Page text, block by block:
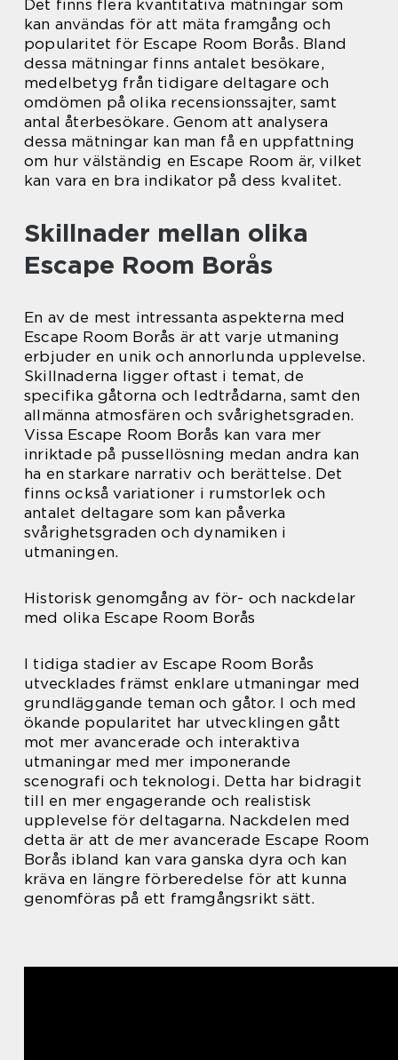
Det finns flera kvantitativa mätningar som
kan användas för att mäta framgång och
popularitet för Escape Room Borås. Bland
dessa mätningar finns antalet besökare,
medelbetyg från tidigare deltagare och
omdömen på olika recensionssajter, samt
antal återbesökare. Genom att analysera
dessa mätningar kan man få en uppfattning
om hur välständig en Escape Room är, vilket
kan vara en bra indikator på dess kvalitet.
Skillnader mellan olika
Escape Room Borås
En av de mest intressanta aspekterna med
Escape Room Borås är att varje utmaning
erbjuder en unik och annorlunda upplevelse.
Skillnaderna ligger oftast i temat, de
specifika gåtorna och ledtrådarna, samt den
allmänna atmosfären och svårighetsgraden.
Vissa Escape Room Borås kan vara mer
inriktade på pussellösning medan andra kan
ha en starkare narrativ och berättelse. Det
finns också variationer i rumstorlek och
antalet deltagare som kan påverka
svårighetsgraden och dynamiken i
utmaningen.
Historisk genomgång av för- och nackdelar
med olika Escape Room Borås
I tidiga stadier av Escape Room Borås
utvecklades främst enklare utmaningar med
grundläggande teman och gåtor. I och med
ökande popularitet har utvecklingen gått
mot mer avancerade och interaktiva
utmaningar med mer imponerande
scenografi och teknologi. Detta har bidragit
till en mer engagerande och realistisk
upplevelse för deltagarna. Nackdelen med
detta är att de mer avancerade Escape Room
Borås ibland kan vara ganska dyra och kan
kräva en längre förberedelse för att kunna
genomföras på ett framgångsrikt sätt.